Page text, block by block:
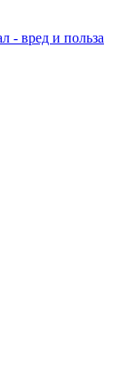
- вред и польза